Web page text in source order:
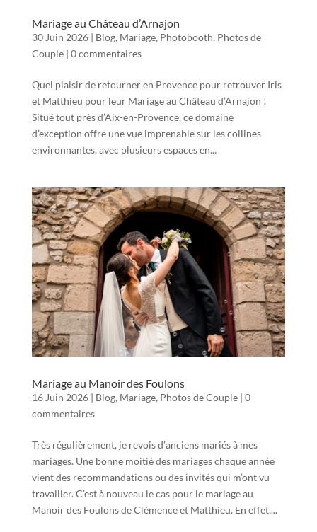
Mariage au Château d’Arnajon
30 Juin 2026| Blog, Mariage, Photobooth, Photos de
Couple| 0 commentaires
Quel plaisir de retourner en Provence pour retrouver Iris
et Matthieu pour leur Mariage au Château d’Arnajon !
Situé tout près d’Aix-en-Provence, ce domaine
d’exception offre une vue imprenable sur les collines
environnantes, avec plusieurs espaces en...
Mariage au Manoir des Foulons
16 Juin 2026| Blog, Mariage, Photos de Couple| 0
commentaires
Très régulièrement, je revois d’anciens mariés à mes
mariages. Une bonne moitié des mariages chaque année
vient des recommandations ou des invités qui m’ont vu
travailler. C’est à nouveau le cas pour le mariage au
Manoir des Foulons de Clémence et Matthieu. En effet,...